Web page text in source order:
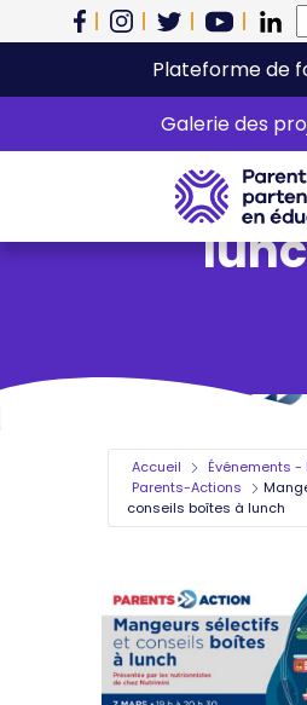
Plateforme de
Galerie des
Mangeurs
conseils
Accueil
Événements -
Parents-Actions
conseils boîtes à lunch